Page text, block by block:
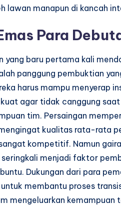
lawan manapun di kancah
Para
yang baru pertama kali
panggung pembuktian
harus mampu menyerap
agar tidak canggung
tim. Persaingan
kualitas rata-rata
kompetitif. Namun
menjadi faktor
Dukungan dari para
membantu proses
mengeluarkan kemampuan